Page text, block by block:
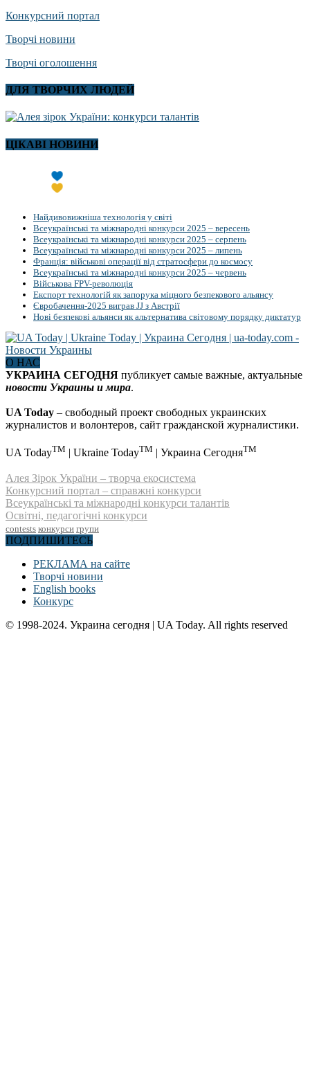
Конкурсний портал
Творчі новини
Творчі оголошення
ДЛЯ ТВОРЧИХ ЛЮДЕЙ
ЦІКАВІ НОВИНИ
Найдивовижніша технологія у світі
Всеукраїнські та міжнародні конкурси 2025 – вересень
Всеукраїнські та міжнародні конкурси 2025 – серпень
Всеукраїнські та міжнародні конкурси 2025 – липень
Франція: військові операції від стратосфери до космосу
Всеукраїнські та міжнародні конкурси 2025 – червень
Військова FPV-революція
Експорт технологій як запорука міцного безпекового альянсу
Євробачення-2025 виграв JJ з Австрії
Нові безпекові альянси як альтернатива світовому порядку диктатур
О НАС
УКРАИНА СЕГОДНЯ публикует самые важные, актуальные
новости Украины и мира.
UA Today – свободный проект свободных украинских
журналистов и волонтеров, сайт гражданской журналистики.
UA TodayTM | Ukraine TodayTM | Украина СегодняTM
Алея Зірок України – творча екосистема
Конкурсний портал – справжні конкурси
Всеукраїнські та міжнародні конкурси талантів
Освітні, педагогічні конкурси
contests конкурси групи
ПОДПИШИТЕСЬ
РЕКЛАМА на сайте
Творчі новини
English books
Конкурс
© 1998-2024. Украина сегодня | UA Today. All rights reserved